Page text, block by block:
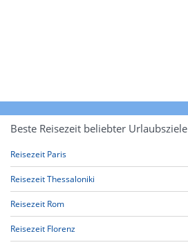
Beste Reisezeit beliebter Urlaubsziele
Reisezeit Paris
Reisezeit Thessaloniki
Reisezeit Rom
Reisezeit Florenz